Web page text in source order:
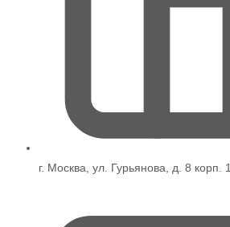
г. Москва, ул. Гурьянова, д. 8 корп. 1